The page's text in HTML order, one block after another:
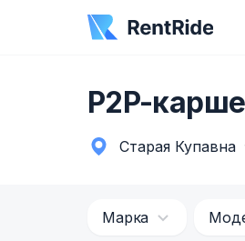
P2P-
Старая Купавна
Марка